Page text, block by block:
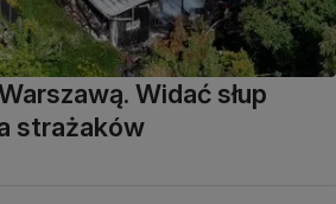
Widać słup
strażaków